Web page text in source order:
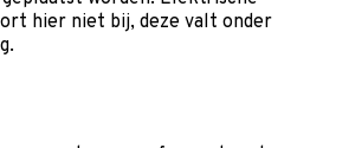
hier niet bij, deze valt onder